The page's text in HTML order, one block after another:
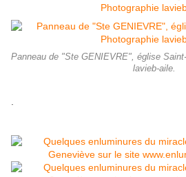
Panneau de "Ste GENIEVRE", église
lavieb-aile.